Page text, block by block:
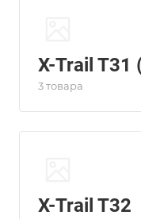
X-Trail T31
3 товара
X-Trail T32